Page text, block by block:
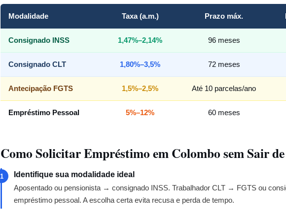
Modalidade Taxa (a.m.) Prazo máx.
Consignado INSS 1,47%–2,14% 96 meses
Consignado CLT 1,80%–3,5% 72 meses
Antecipação FGTS 1,5%–2,5% Até 10 parcelas/ano
Empréstimo Pessoal 5%–12% 60 meses
Como Solicitar Empréstimo em Colombo sem Sair
1 Identifique sua modalidade ideal
Aposentado ou pensionista → consignado INSS. Trabalhador CLT → FGTS ou
empréstimo pessoal. A escolha certa evita recusa e perda de tempo.